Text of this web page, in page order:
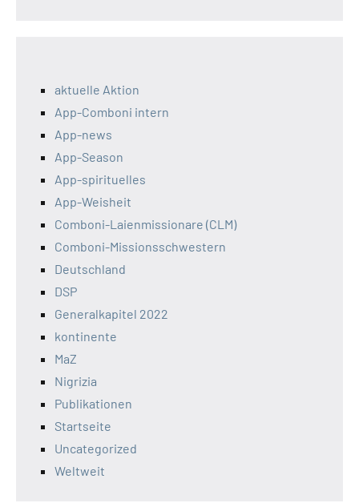
aktuelle Aktion
App-Comboni intern
App-news
App-Season
App-spirituelles
App-Weisheit
Comboni-Laienmissionare (CLM)
Comboni-Missionsschwestern
Deutschland
DSP
Generalkapitel 2022
kontinente
MaZ
Nigrizia
Publikationen
Startseite
Uncategorized
Weltweit